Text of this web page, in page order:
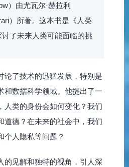
）由尤瓦尔·赫拉利
）所著。这本书是《人类
了未来人类可能面临的挑
论了技术的迅猛发展，特别是
和数据科学领域。他提出了一
人类的身份会如何变化？我们
道德？在未来的社会中，我们
个人隐私等问题？
的见解和独特的视角，引人深